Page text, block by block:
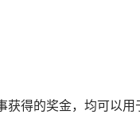
获得的奖金，均可以